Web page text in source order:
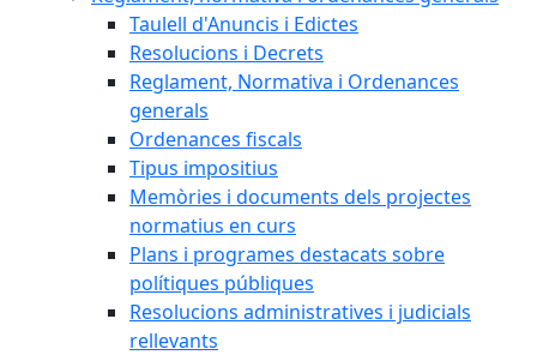
Taulell d'Anuncis i Edictes
Resolucions i Decrets
Reglament, Normativa i Ordenances
generals
Ordenances fiscals
Tipus impositius
Memòries i documents dels projectes
normatius en curs
Plans i programes destacats sobre
polítiques públiques
Resolucions administratives i judicials
rellevants